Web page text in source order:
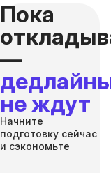
Пока
—
не ждут
Начните
подготовку сейчас
и сэкономьте